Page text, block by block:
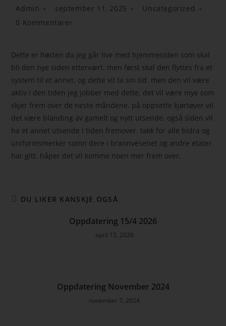
Admin september 11, 2025
Uncategorized
0 Kommentarer
Dette er høsten da jeg går live med hjemmesiden som skal
bli den nye siden ettervært. men først skal den flyttes fra et
system til et annet. og dette vil ta sin tid. men den vil være
aktiv i den tiden jeg jobber med dette. det vil være mye som
skjer frem over de neste måndene. på oppsette kjørtøyer vil
det være blanding av gamelt og nytt utsende. også siden vil
ha et annet utsende i tiden fremover. takk for alle bidra og
uniformsmerker somn dere i brannvesenet og andre etater
har gitt. håper det vil komme noen mer frem over,
DU LIKER KANSKJE OGSÅ
Oppdatering 15/4 2026
april 15, 2026
Oppdatering November 2024
november 7, 2024